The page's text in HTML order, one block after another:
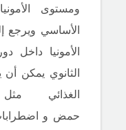
ومستوى
الأساسي ويرجع
الأمونيا داخل
الثانوي يمكن
الغذائي مثل
حمض و